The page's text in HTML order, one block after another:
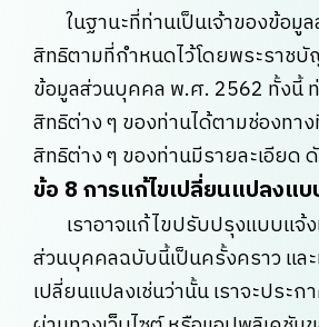
ในฐานะที่ท่านเป็นเจ้าของข้อ
สิทธิตามที่กำหนดไว้โดยพระรา
ข้อมูลส่วนบุคคล พ.ศ. 2562 ทั้งนี้
สิทธิต่าง ๆ ของท่านได้ตามช่องทา
สิทธิต่าง ๆ ของท่านมีรายละเอียด
ข้อ 8 การแก้ไขเปลี่ยนแปลงแ
เราอาจแก้ไขปรับปรุงแบบแจ้
ส่วนบุคคลฉบับนี้เป็นครั้งคราว แล
เปลี่ยนแปลงเช่นว่านั้น เราจะประ